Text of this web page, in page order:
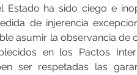
ha sido ciego e
de injerencia
asumir la observancia de
en los Pactos
ser respetadas las